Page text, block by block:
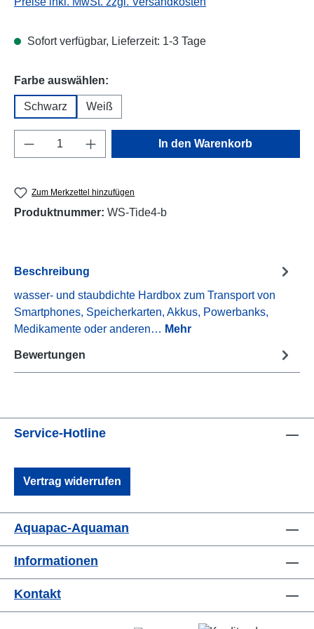
Sofort verfügbar, Lieferzeit: 1-3 Tage
Farbe auswählen:
Schwarz Weiß
Produkt Anzahl: Gib den gewünschten
In den Warenkorb
Zum Merkzettel hinzufügen
Produktnummer: WS-Tide4-b
Beschreibung
wasser- und staubdichte Hardbox zum Transport von
Smartphones, Speicherkarten, Akkus, Powerbanks,
Medikamente oder anderen… Mehr
Bewertungen
Service-Hotline
Vertrag widerrufen
Aquapac-Aquaman
Informationen
Kontakt